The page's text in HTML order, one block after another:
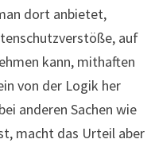
dort anbietet,
auf
kann, mithaften
von der Logik her
anderen Sachen wie
macht das Urteil aber